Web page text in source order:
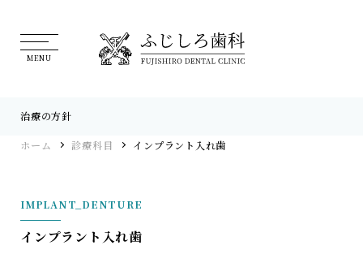
治療の方針
ホーム 診療科目 インプラント入れ歯
インプラント入れ歯